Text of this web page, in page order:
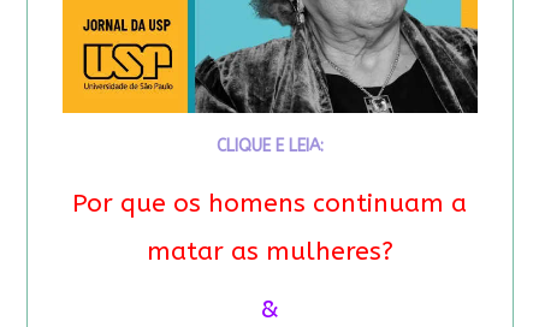
CLIQUE E LEIA:
Por que os homens continuam a
matar as mulheres?
&